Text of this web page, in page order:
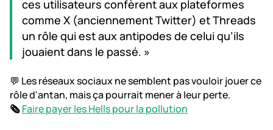
ces utilisateurs confèrent aux plateformes
comme X (anciennement Twitter) et Threads
un rôle qui est aux antipodes de celui qu’ils
jouaient dans le passé. »
💬 Les réseaux sociaux ne semblent pas vouloir jouer ce
rôle d'antan, mais ça pourrait mener à leur perte.
🗞️Faire payer les Hells pour la pollution